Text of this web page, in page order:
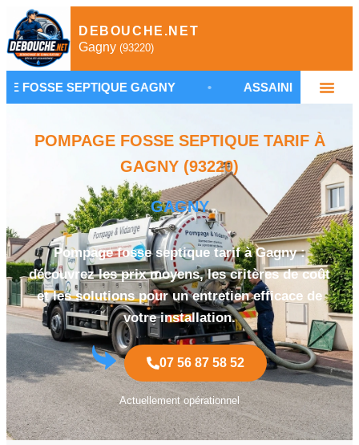
DEBOUCHE.NET
Gagny (93220)
GAGNY • ASSAINISSEMENT NON
POMPAGE FOSSE SEPTIQUE TARIF À
GAGNY (93220)
GAGNY
Pompage fosse septique tarif à Gagny :
découvrez les prix moyens, les critères de coût
et les solutions pour un entretien efficace de
votre installation.
07 56 87 58 52
Actuellement opérationnel